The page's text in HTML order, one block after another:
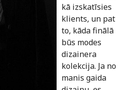
kā izskatīsies
klients, un pat
to, kāda finālā
būs modes
dizainera
kolekcija. Ja no
manis gaida